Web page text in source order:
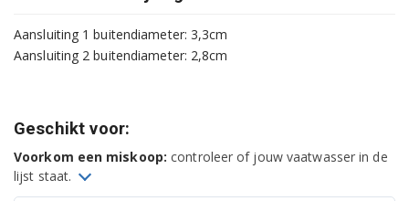
Aansluiting 1 buitendiameter: 3,3cm
Aansluiting 2 buitendiameter: 2,8cm
Geschikt voor:
Voorkom een miskoop: controleer of jouw vaatwasser in de
lijst staat.